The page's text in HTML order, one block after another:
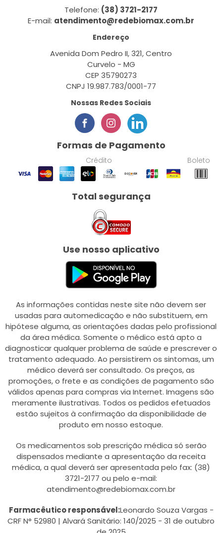
Telefone: (38) 3721-2177
E-mail: atendimento@redebiomax.com.br
Endereço
Avenida Dom Pedro II, 321, Centro
Curvelo - MG
CEP 35790273
CNPJ 19.987.783/0001-77
Nossas Redes Sociais
Formas de Pagamento
Crédito Boleto
Total segurança
Use nosso aplicativo
As informações contidas neste site não devem ser
usadas para automedicação e não substituem, em
hipótese alguma, as orientações dadas pelo profissional
da área médica. Somente o médico está apto a
diagnosticar qualquer problema de saúde e prescrever o
tratamento adequado. Ao persistirem os sintomas, um
médico deverá ser consultado. Os preços, as
promoções, o frete e as condições de pagamento são
válidos apenas para compras via Internet. Imagens são
meramente ilustrativas. Todos os pedidos efetuados
estão sujeitos à confirmação da disponibilidade de
produto em nosso estoque.
Os medicamentos sob prescrição médica só serão
dispensados mediante a apresentação da receita
médica, a qual deverá ser apresentada pelo fax: (38)
3721-2177 ou pelo e-mail:
atendimento@redebiomax.com.br
Farmacêutico responsável:Leonardo Souza Vargas -
CRF N° 52980 | Alvará Sanitário: 140/2025 - 31 de outubro